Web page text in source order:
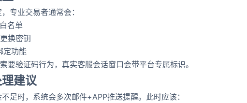
专业交易者通常会：
名单
换密钥
定功能
要验证码行为，真实客服会话窗口会带平台专属标识。
建议
足时，系统会多次邮件+APP推送提醒。此时应该：